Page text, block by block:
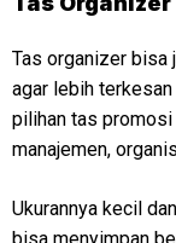
Tas organizer bisa
agar lebih
pilihan tas
manajemen,
Ukurannya kecil
bisa menyimpan